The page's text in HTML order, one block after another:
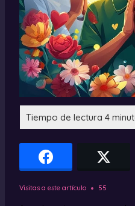
Visitas a este artículo 55